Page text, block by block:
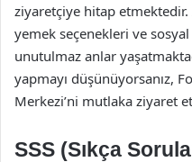
ziyaretçiye hitap etmektedir.
yemek seçenekleri ve
unutulmaz anlar
yapmayı düşünüyorsanız,
Merkezi’ni mutlaka ziyaret
SSS (Sıkça